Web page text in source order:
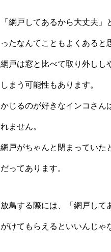
「網戸してあるから大丈夫
ったなんてこともよくあると
網戸は窓と比べて取り外しし
しまう可能性もあります。
かじるのが好きなインコさん
れません。
網戸がちゃんと閉まっていた
だってあります。
放鳥する際には、「網戸して
がけてもらえるといいんじゃ